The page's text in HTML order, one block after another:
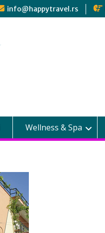
info@happytravel.rs
Wellness & Spa